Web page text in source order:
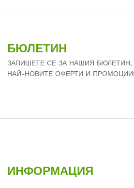
БЮЛЕТИН
ЗАПИШЕТЕ СЕ ЗА НАШИЯ БЮЛЕТИН,
НАЙ-НОВИТЕ ОФЕРТИ И ПРОМОЦИИ!
ИНФОРМАЦИЯ